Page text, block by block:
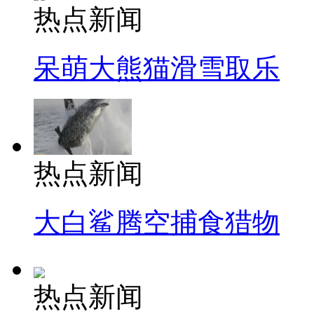
热点新闻
呆萌大熊猫滑雪取乐
热点新闻
大白鲨腾空捕食猎物
热点新闻